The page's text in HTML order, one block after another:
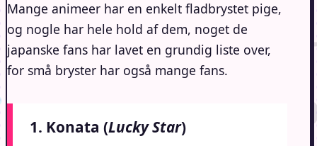
Mange animeer har en enkelt fladbrystet pige,
og nogle har hele hold af dem, noget de
japanske fans har lavet en grundig liste over,
for små bryster har også mange fans.
1. Konata (Lucky Star)